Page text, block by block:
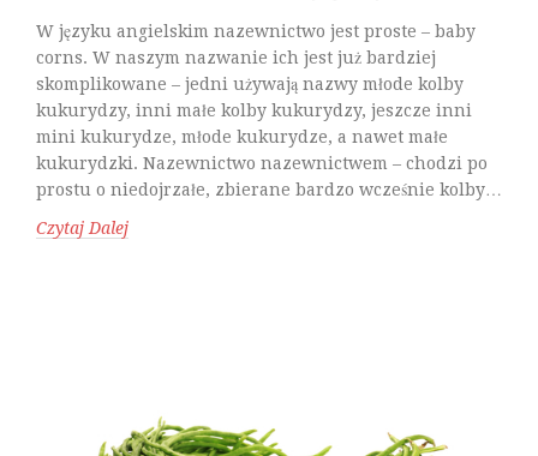
W języku angielskim nazewnictwo jest proste – baby
corns. W naszym nazwanie ich jest już bardziej
skomplikowane – jedni używają nazwy młode kolby
kukurydzy, inni małe kolby kukurydzy, jeszcze inni
mini kukurydze, młode kukurydze, a nawet małe
kukurydzki. Nazewnictwo nazewnictwem – chodzi po
prostu o niedojrzałe, zbierane bardzo wcześnie kolby…
Czytaj Dalej